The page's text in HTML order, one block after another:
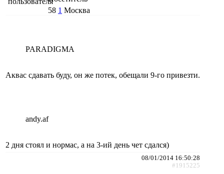
58 1 Москва
PARADIGMA
Аквас сдавать буду, он же потек, обещали 9-го привезти.
andy.af
2 дня стоял и нормас, а на 3-ий день чет сдался)
08/01/2014 16:50:28
#1915225